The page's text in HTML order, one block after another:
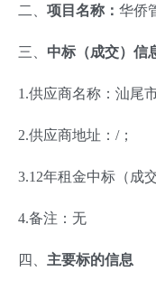
二、 项目名称： 华侨
三、 中标（成交）信
1.供应商名称：汕尾
2.供应商地址：/；
3.12年租金中标（成
4.备注：无
四、 主要标的信息